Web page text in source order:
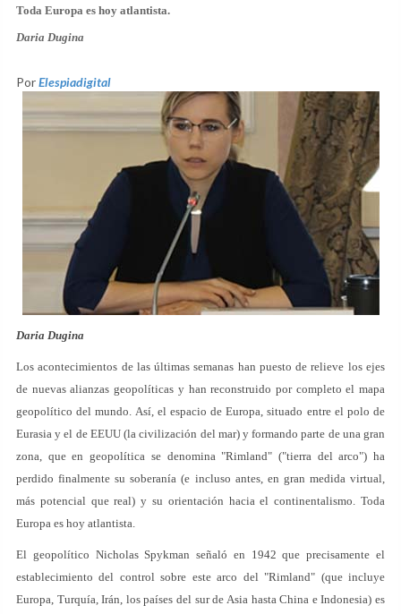
Toda Europa es hoy atlantista.
Daria Dugina
PorElespiadigital
Daria Dugina
Los acontecimientos de las últimas semanas han puesto de relieve los ejes
de nuevas alianzas geopolíticas y han reconstruido por completo el mapa
geopolítico del mundo. Así, el espacio de Europa, situado entre el polo de
Eurasia y el de EEUU (la civilización del mar) y formando parte de una gran
zona, que en geopolítica se denomina "Rimland" ("tierra del arco") ha
perdido finalmente su soberanía (e incluso antes, en gran medida virtual,
más potencial que real) y su orientación hacia el continentalismo. Toda
Europa es hoy atlantista.
El geopolítico Nicholas Spykman señaló en 1942 que precisamente el
establecimiento del control sobre este arco del "Rimland" (que incluye
Europa, Turquía, Irán, los países del sur de Asia hasta China e Indonesia) es